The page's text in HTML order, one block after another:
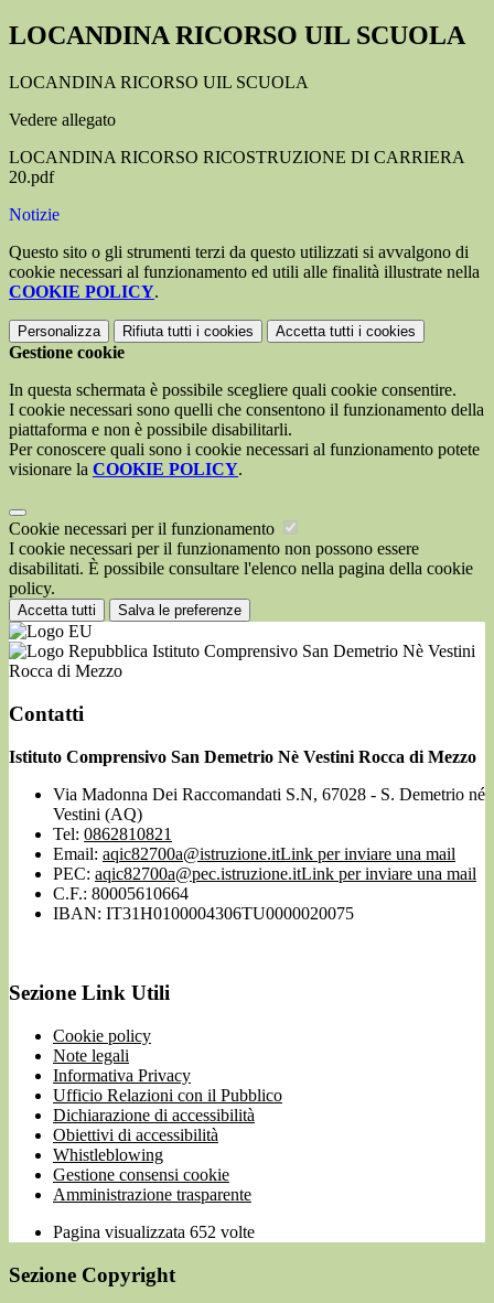
LOCANDINA RICORSO UIL SCUOLA
LOCANDINA RICORSO UIL SCUOLA
Vedere allegato
LOCANDINA RICORSO RICOSTRUZIONE DI CARRIERA
20.pdf
Notizie
Questo sito o gli strumenti terzi da questo utilizzati si avvalgono di
cookie necessari al funzionamento ed utili alle finalità illustrate nella
COOKIE POLICY.
Personalizza Rifiuta tutti i cookies Accetta tutti i cookies
Gestione cookie
In questa schermata è possibile scegliere quali cookie consentire.
I cookie necessari sono quelli che consentono il funzionamento della
piattaforma e non è possibile disabilitarli.
Per conoscere quali sono i cookie necessari al funzionamento potete
visionare la COOKIE POLICY.
Cookie necessari per il funzionamento
I cookie necessari per il funzionamento non possono essere
disabilitati. È possibile consultare l'elenco nella pagina della cookie
policy.
Accetta tutti Salva le preferenze
Istituto Comprensivo San Demetrio Nè Vestini
Rocca di Mezzo
Contatti
Istituto Comprensivo San Demetrio Nè Vestini Rocca di Mezzo
Via Madonna Dei Raccomandati S.N, 67028 - S. Demetrio né
Vestini (AQ)
Tel: 0862810821
Email: aqic82700a@istruzione.itLink per inviare una mail
PEC: aqic82700a@pec.istruzione.itLink per inviare una mail
C.F.: 80005610664
IBAN: IT31H0100004306TU0000020075
Sezione Link Utili
Cookie policy
Note legali
Informativa Privacy
Ufficio Relazioni con il Pubblico
Dichiarazione di accessibilità
Obiettivi di accessibilità
Whistleblowing
Gestione consensi cookie
Amministrazione trasparente
Pagina visualizzata 652 volte
Sezione Copyright